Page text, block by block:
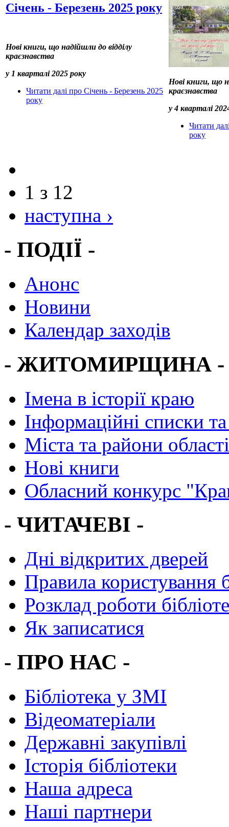
Січень - Березень 2025 року
Нові книги, що надійшли до відділу
краєзнавства
у 1 кварталі 2025 року
Читати далі про Січень - Березень 2025
року
Нові книги, що
краєзнавства
у 4 кварталі
Читати
року
1 з 12
наступна ›
- ПОДІЇ -
Анонс
Новини
Календар заходів
- ЖИТОМИРЩИНА -
Імена в історії краю
Інформаційні списки
Міста та райони області
Нові книги
Обласний конкурс
- ЧИТАЧЕВІ -
Дні відкритих дверей
Правила користування
Розклад роботи
Як записатися
- ПРО НАС -
Бібліотека у ЗМІ
Відеоматеріали
Державні закупівлі
Історія бібліотеки
Наша адреса
Наші партнери